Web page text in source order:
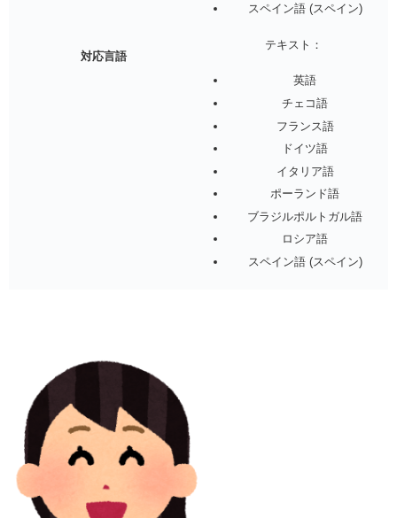
対応言語
スペイン語 (スペイン)
テキスト：
英語
チェコ語
フランス語
ドイツ語
イタリア語
ポーランド語
ブラジルポルトガル語
ロシア語
スペイン語 (スペイン)